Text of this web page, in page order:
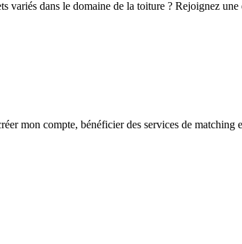
variés dans le domaine de la toiture ? Rejoignez
mon compte, bénéficier des services de matching